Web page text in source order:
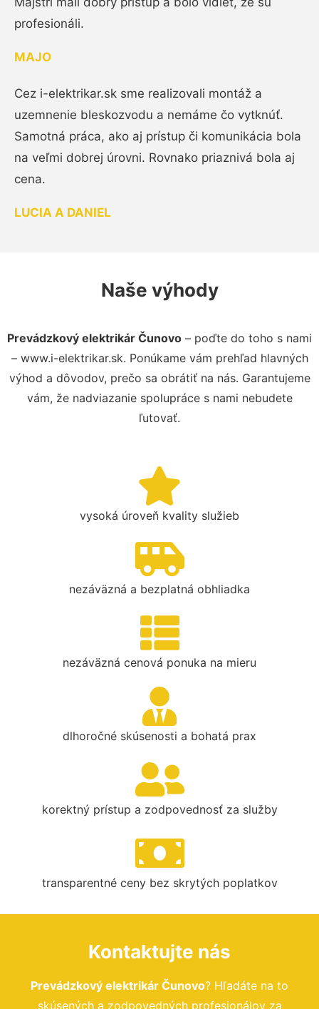
profesionáli.
MAJO
Cez i-elektrikar.sk sme realizovali montáž a
uzemnenie bleskozvodu a nemáme čo vytknúť.
Samotná práca, ako aj prístup či komunikácia bola
na veľmi dobrej úrovni. Rovnako priaznivá bola aj
cena.
LUCIA A DANIEL
Naše výhody
Prevádzkový elektrikár Čunovo – poďte do toho s nami
– www.i-elektrikar.sk. Ponúkame vám prehľad hlavných
výhod a dôvodov, prečo sa obrátiť na nás. Garantujeme
vám, že nadviazanie spolupráce s nami nebudete
ľutovať.
vysoká úroveň kvality služieb
nezáväzná a bezplatná obhliadka
nezáväzná cenová ponuka na mieru
dlhoročné skúsenosti a bohatá prax
korektný prístup a zodpovednosť za služby
transparentné ceny bez skrytých poplatkov
Kontaktujte nás
Prevádzkový elektrikár Čunovo? Hľadáte na to
skúsených a zodpovedných profesionálov za